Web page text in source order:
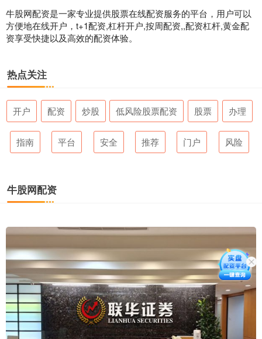
牛股网配资是一家专业提供股票在线配资服务的平台，用户可以
方便地在线开户，t+1配资,杠杆开户,按周配资,,配资杠杆,黄金配
资享受快捷以及高效的配资体验。
热点关注
开户 配资 炒股 低风险股票配资 股票 办理
指南 平台 安全 推荐 门户 风险
牛股网配资